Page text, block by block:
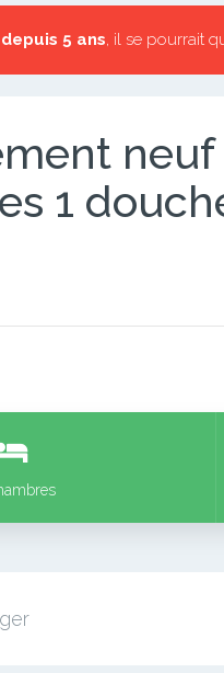
depuis 5 ans, il se pourrait
neuf
1